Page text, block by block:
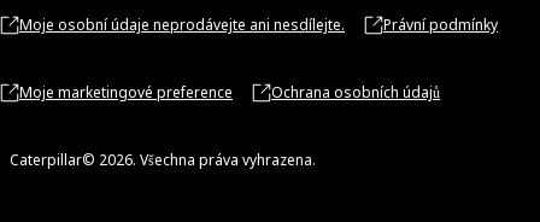
Moje osobní údaje neprodávejte ani nesdílejte. Právní podmínky
Moje marketingové preference Ochrana osobních údajů
Caterpillar© 2026. Všechna práva vyhrazena.